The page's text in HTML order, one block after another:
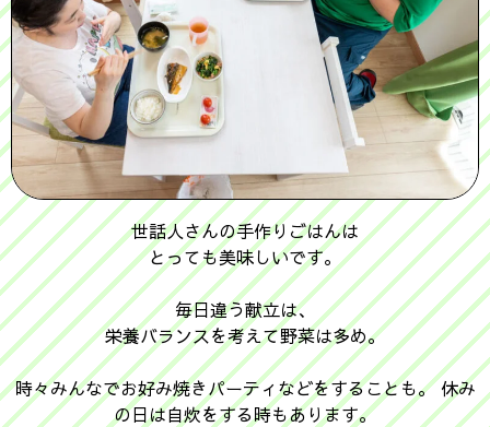
世話人さんの手作りごはんは
とっても美味しいです。
毎日違う献立は、
栄養バランスを考えて野菜は多め。
時々みんなでお好み焼きパーティなどをすることも。 休み
の日は自炊をする時もあります。